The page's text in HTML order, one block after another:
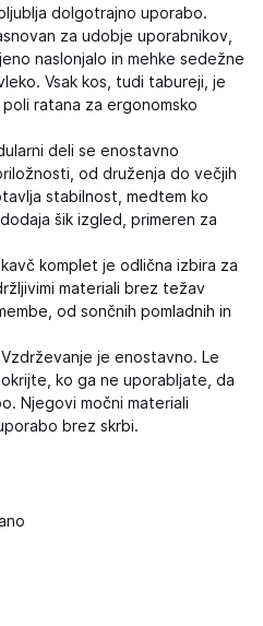
dolgotrajno uporabo.
za udobje uporabnikov,
naslonjalo in mehke sedežne
Vsak kos, tudi tabureji, je
ratana za ergonomsko
deli se enostavno
od druženja do večjih
stabilnost, medtem ko
šik izgled, primeren za
komplet je odlična izbira za
materiali brez težav
od sončnih pomladnih in
Vzdrževanje je enostavno. Le
ko ga ne uporabljate, da
Njegovi močni materiali
brez skrbi.